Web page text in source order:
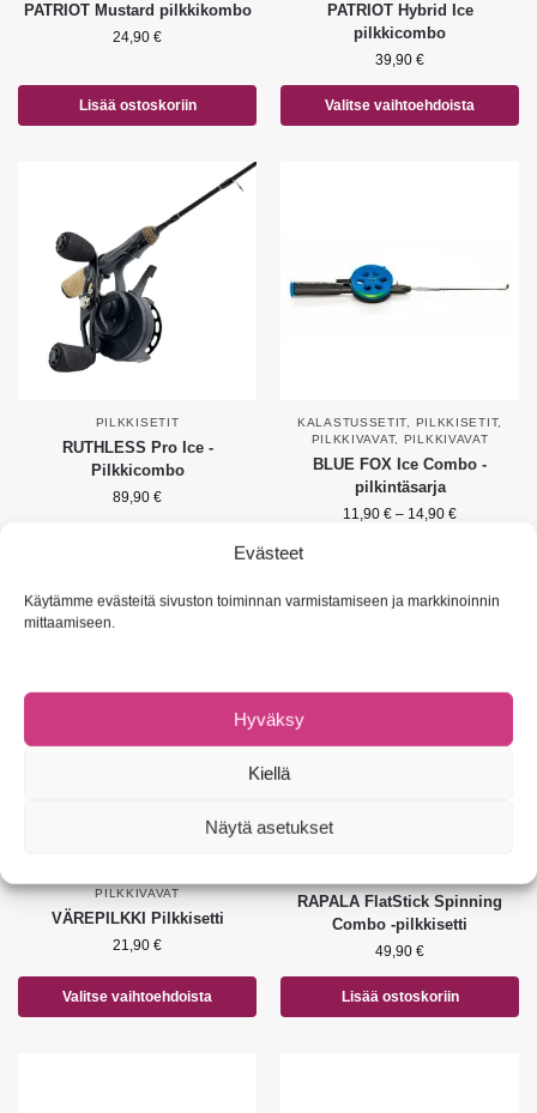
Evästeet
Käytämme evästeitä sivuston toiminnan varmistamiseen ja markkinoinnin
mittaamiseen.
Hyväksy
Kiellä
Näytä asetukset
PATRIOT Mustard pilkkikombo
24,90 €
Lisää ostoskoriin
PATRIOT Hybrid Ice
pilkkicombo
39,90 €
Valitse vaihtoehdoista
PILKKISETIT
RUTHLESS Pro Ice -
Pilkkicombo
89,90 €
KALASTUSSETIT PILKKISETIT,
PILKKIVAVAT, PILKKIVAVAT
BLUE FOX Ice Combo -
pilkintäsarja
11,90 € – 14,90 €
PILKKIVAVAT
VÄREPILKKI Pilkkisetti
21,90 €
Valitse vaihtoehdoista
RAPALA FlatStick Spinning
Combo -pilkkisetti
49,90 €
Lisää ostoskoriin